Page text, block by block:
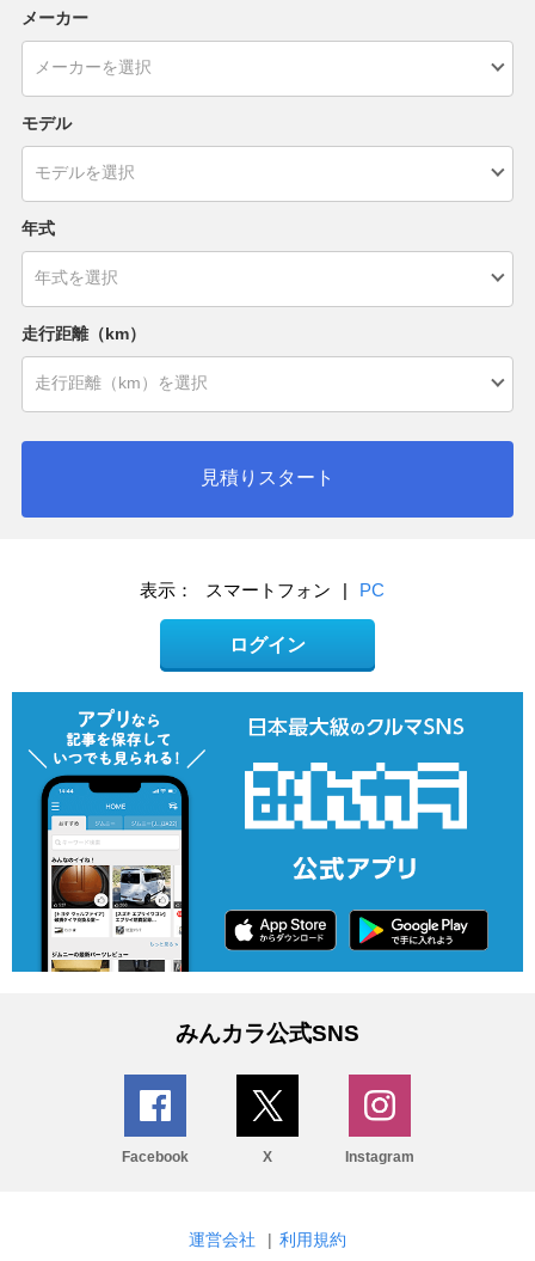
メーカー
モデル
年式
走行距離（km）
見積りスタート
表示： スマートフォン | PC
ログイン
みんカラ公式SNS
Facebook X Instagram
運営会社 | 利用規約